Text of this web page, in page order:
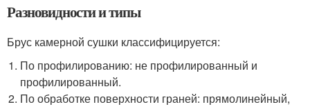
Разновидности и типы
Брус камерной сушки классифицируется:
По профилированию: не профилированный и
профилированный.
По обработке поверхности граней: прямолинейный,